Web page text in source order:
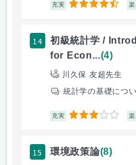
充実 4.5 楽
14
初級統計学 /
for Econ...(4)
川久保 友超先生
統計学の基礎につ
充実 3 楽
15 環境政策論(8)